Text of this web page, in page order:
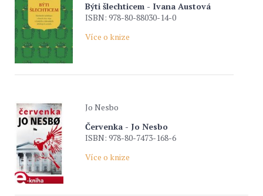
Býti šlechticem - Ivana Austová
ISBN: 978-80-88030-14-0
Více o knize
Jo Nesbo
Červenka - Jo Nesbo
ISBN: 978-80-7473-168-6
Více o knize